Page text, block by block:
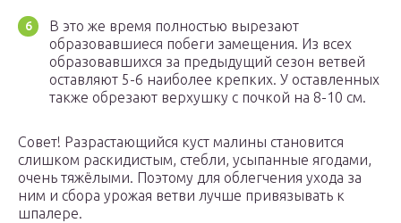
В это же время полностью вырезают
образовавшиеся побеги замещения. Из всех
образовавшихся за предыдущий сезон ветвей
оставляют 5-6 наиболее крепких. У оставленных
также обрезают верхушку с почкой на 8-10 см.
Совет! Разрастающийся куст малины становится
слишком раскидистым, стебли, усыпанные ягодами,
очень тяжёлыми. Поэтому для облегчения ухода за
ним и сбора урожая ветви лучше привязывать к
шпалере.